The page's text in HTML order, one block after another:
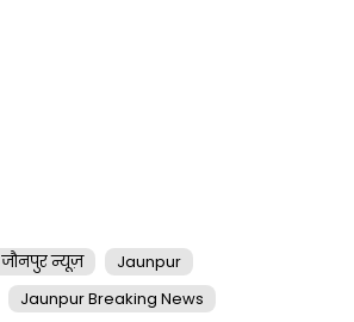
जौनपुर न्यूज़
Jaunpur
Jaunpur Breaking News